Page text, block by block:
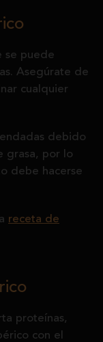
se puede
Asegúrate de
cualquier
debido
grasa, por lo
debe hacerse
receta de
proteínas,
con el